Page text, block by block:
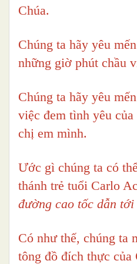
Chúa.
Chúng ta hãy yêu
những giờ phút chầu
Chúng ta hãy yêu
việc đem tình yêu của
chị em mình.
Ước gì chúng ta có
thánh trẻ tuổi Carlo
đường cao tốc dẫn
Có như thế, chúng ta
tông đồ đích thực của